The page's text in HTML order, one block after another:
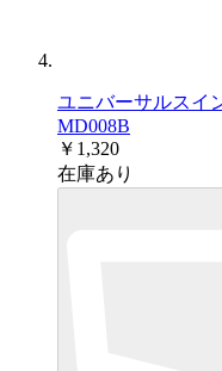
ユニバーサルスイ
MD008B
￥1,320
在庫あり